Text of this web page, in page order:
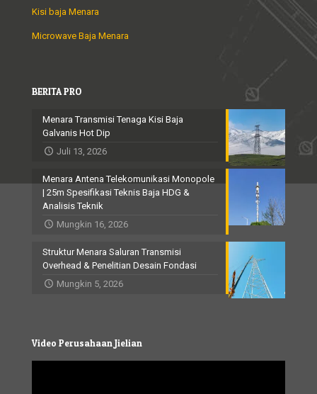
Kisi baja Menara
Microwave Baja Menara
BERITA PRO
Menara Transmisi Tenaga Kisi Baja
Galvanis Hot Dip
Juli 13, 2026
Menara Antena Telekomunikasi Monopole
| 25m Spesifikasi Teknis Baja HDG &
Analisis Teknik
Mungkin 16, 2026
Struktur Menara Saluran Transmisi
Overhead & Penelitian Desain Fondasi
Mungkin 5, 2026
Video Perusahaan Jielian